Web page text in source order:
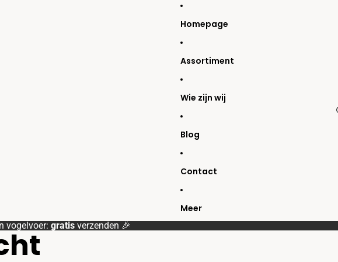
Homepage
Assortiment
Wie zijn wij
Blog
Contact
Meer
vogelvoer: gratis verzenden 🎉